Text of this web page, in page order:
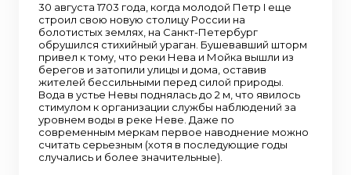
30 августа 1703 года, когда молодой Петр I еще
строил свою новую столицу России на
болотистых землях, на Санкт-Петербург
обрушился стихийный ураган. Бушевавший шторм
привел к тому, что реки Нева и Мойка вышли из
берегов и затопили улицы и дома, оставив
жителей бессильными перед силой природы.
Вода в устье Невы поднялась до 2 м, что явилось
стимулом к организации службы наблюдений за
уровнем воды в реке Неве. Даже по
современным меркам первое наводнение можно
считать серьезным (хотя в последующие годы
случались и более значительные).